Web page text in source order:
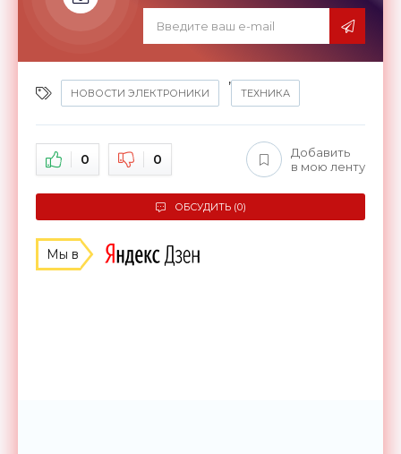
НОВОСТИ ЭЛЕКТРОНИКИ
,
ТЕХНИКА
0 0
Добавить
в мою ленту
ОБСУДИТЬ (0)
Мы в